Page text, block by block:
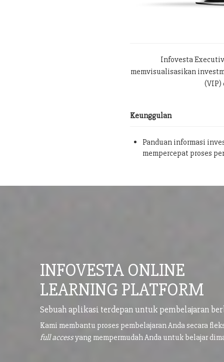
Infovesta
memvisualisasikan
(VIP)
Keunggulan
Panduan informasi
mempercepat proses
INFOVESTA ONLINE
LEARNING PLATFORM
Sebuah aplikasi terdepan untuk pembelajaran
Kami membantu proses pembelajaran Anda secara
full accessyang mempermudah Anda untuk belajar